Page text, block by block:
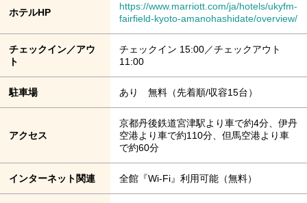
ホテルHP
https://www.marriott.com/ja/hotels/ukyfm-
fairfield-kyoto-amanohashidate/overview/
チェックイン／アウ
ト
チェックイン 15:00／チェックアウト
11:00
駐車場 あり 無料（先着順/収容15台）
アクセス
京都丹後鉄道宮津駅より車で約4分、伊丹
空港より車で約110分、但馬空港より車
で約60分
インターネット関連 全館『Wi-Fi』利用可能（無料）